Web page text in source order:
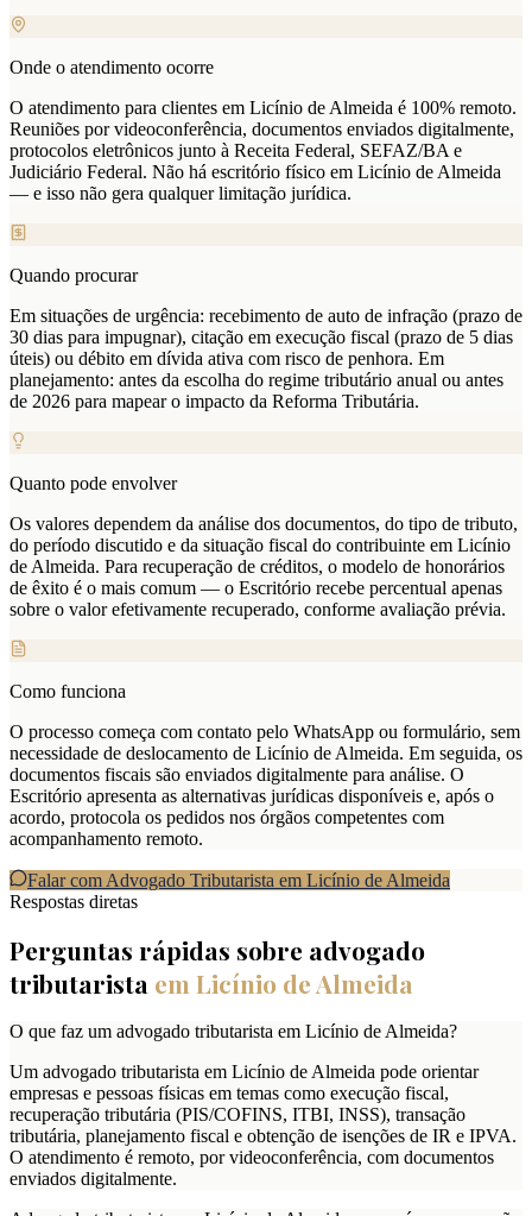
Onde o atendimento ocorre
O atendimento para clientes em Licínio de Almeida é 100% remoto.
Reuniões por videoconferência, documentos enviados digitalmente,
protocolos eletrônicos junto à Receita Federal, SEFAZ/BA e
Judiciário Federal. Não há escritório físico em Licínio de Almeida
— e isso não gera qualquer limitação jurídica.
Quando procurar
Em situações de urgência: recebimento de auto de infração (prazo de
30 dias para impugnar), citação em execução fiscal (prazo de 5 dias
úteis) ou débito em dívida ativa com risco de penhora. Em
planejamento: antes da escolha do regime tributário anual ou antes
de 2026 para mapear o impacto da Reforma Tributária.
Quanto pode envolver
Os valores dependem da análise dos documentos, do tipo de tributo,
do período discutido e da situação fiscal do contribuinte em Licínio
de Almeida. Para recuperação de créditos, o modelo de honorários
de êxito é o mais comum — o Escritório recebe percentual apenas
sobre o valor efetivamente recuperado, conforme avaliação prévia.
Como funciona
O processo começa com contato pelo WhatsApp ou formulário, sem
necessidade de deslocamento de Licínio de Almeida. Em seguida, os
documentos fiscais são enviados digitalmente para análise. O
Escritório apresenta as alternativas jurídicas disponíveis e, após o
acordo, protocola os pedidos nos órgãos competentes com
acompanhamento remoto.
Falar com Advogado Tributarista em Licínio de Almeida
Respostas diretas
Perguntas rápidas sobre advogado
tributarista em Licínio de Almeida
O que faz um advogado tributarista em Licínio de Almeida?
Um advogado tributarista em Licínio de Almeida pode orientar
empresas e pessoas físicas em temas como execução fiscal,
recuperação tributária (PIS/COFINS, ITBI, INSS), transação
tributária, planejamento fiscal e obtenção de isenções de IR e IPVA.
O atendimento é remoto, por videoconferência, com documentos
enviados digitalmente.